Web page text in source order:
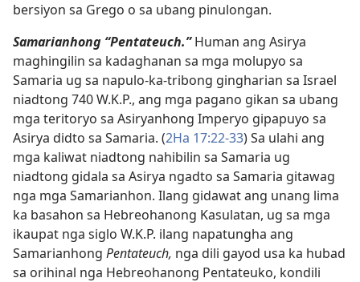
bersiyon sa Grego o sa ubang pinulongan.
Samarianhong “Pentateuch.”Human ang Asirya
maghingilin sa kadaghanan sa mga molupyo sa
Samaria ug sa napulo-ka-tribong gingharian sa Israel
niadtong 740 W.K.P., ang mga pagano gikan sa ubang
mga teritoryo sa Asiryanhong Imperyo gipapuyo sa
Asirya didto sa Samaria. (2Ha 17:22-33) Sa ulahi ang
mga kaliwat niadtong nahibilin sa Samaria ug
niadtong gidala sa Asirya ngadto sa Samaria gitawag
nga mga Samarianhon. Ilang gidawat ang unang lima
ka basahon sa Hebreohanong Kasulatan, ug sa mga
ikaupat nga siglo W.K.P. ilang napatungha ang
Samarianhong Pentateuch, nga dili gayod usa ka hubad
sa orihinal nga Hebreohanong Pentateuko, kondili